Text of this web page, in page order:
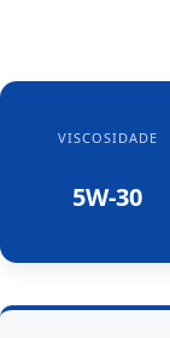
VISCOSIDADE
5W-30